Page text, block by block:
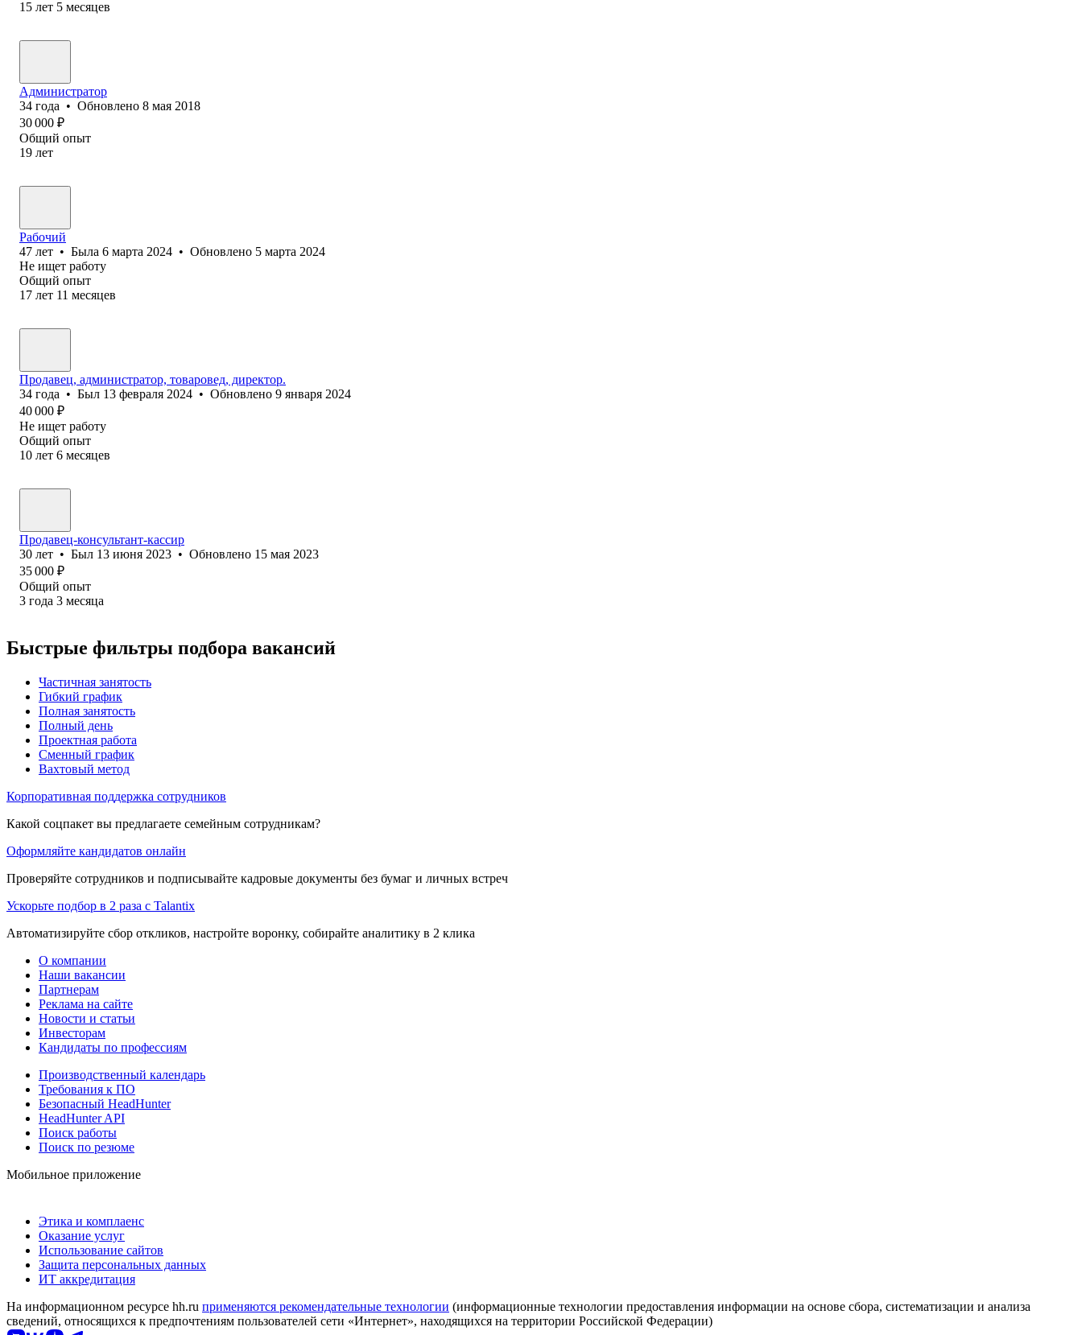
15 лет 5 месяцев
Администратор
34 года • Обновлено 8 мая 2018
30 000 ₽
Общий опыт
19 лет
Рабочий
47 лет • Была 6 марта 2024 • Обновлено 5 марта 2024
Не ищет работу
Общий опыт
17 лет 11 месяцев
Продавец, администратор, товаровед, директор.
34 года • Был 13 февраля 2024 • Обновлено 9 января 2024
40 000 ₽
Не ищет работу
Общий опыт
10 лет 6 месяцев
Продавец-консультант-кассир
30 лет • Был 13 июня 2023 • Обновлено 15 мая 2023
35 000 ₽
Общий опыт
3 года 3 месяца
Быстрые фильтры подбора вакансий
Частичная занятость
Гибкий график
Полная занятость
Полный день
Проектная работа
Сменный график
Вахтовый метод
Корпоративная поддержка сотрудников
Какой соцпакет вы предлагаете семейным сотрудникам?
Оформляйте кандидатов онлайн
Проверяйте сотрудников и подписывайте кадровые документы без бумаг и личных встреч
Ускорьте подбор в 2 раза с Talantix
Автоматизируйте сбор откликов, настройте воронку, собирайте аналитику в 2 клика
О компании
Наши вакансии
Партнерам
Реклама на сайте
Новости и статьи
Инвесторам
Кандидаты по профессиям
Производственный календарь
Требования к ПО
Безопасный HeadHunter
HeadHunter API
Поиск работы
Поиск по резюме
Мобильное приложение
Этика и комплаенс
Оказание услуг
Использование сайтов
Защита персональных данных
ИТ аккредитация
На информационном ресурсе hh.ru применяются рекомендательные технологии (информационные технологии предоставления информации на основе сбора, систематизации и анализа
сведений, относящихся к предпочтениям пользователей сети «Интернет», находящихся на территории Российской Федерации)